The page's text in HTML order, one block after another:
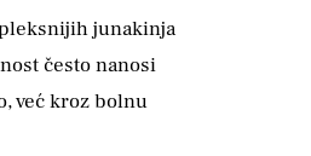
junakinja
često nanosi
već kroz bolnu